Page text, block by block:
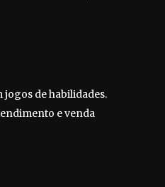
jogos de habilidades.
e venda